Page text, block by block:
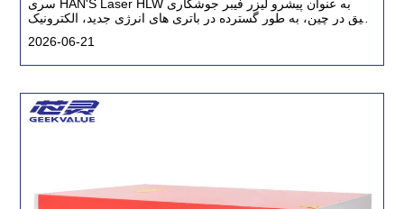
سری HAN'S Laser HLW به عنوان پیشرو لیزر فیبر جوشکاری
دقیق در چین، به طور گسترده در باتری های انرژی جدید، الکترونیک
طولانی مدت با بار بالا
2026-06-21